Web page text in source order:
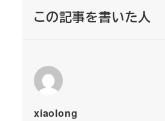
この記事を書いた人
xiaolong